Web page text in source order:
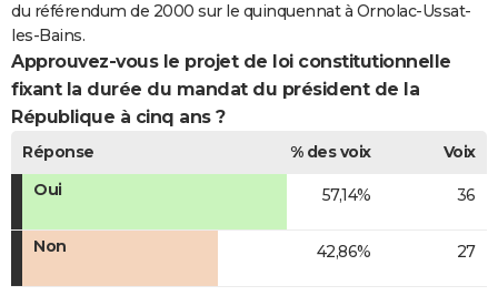
du référendum de 2000 sur le quinquennat à Ornolac-Ussat-
les-Bains.
Approuvez-vous le projet de loi constitutionnelle
fixant la durée du mandat du président de la
République à cinq ans ?
Réponse % des voix
Voix
Oui
57,14% 36
Non 42,86% 27